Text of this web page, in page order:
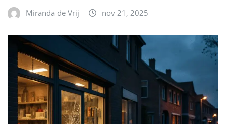
Miranda de Vrij nov 21, 2025